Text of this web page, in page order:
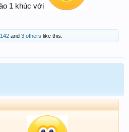
1 khúc với
and 3 others like this.